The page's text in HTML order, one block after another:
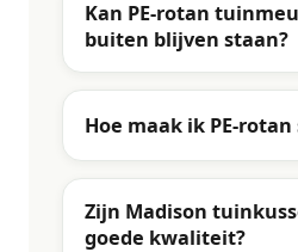
Kan PE-rotan
buiten blijven staan?
Hoe maak ik PE-rotan
Zijn Madison
goede kwaliteit?